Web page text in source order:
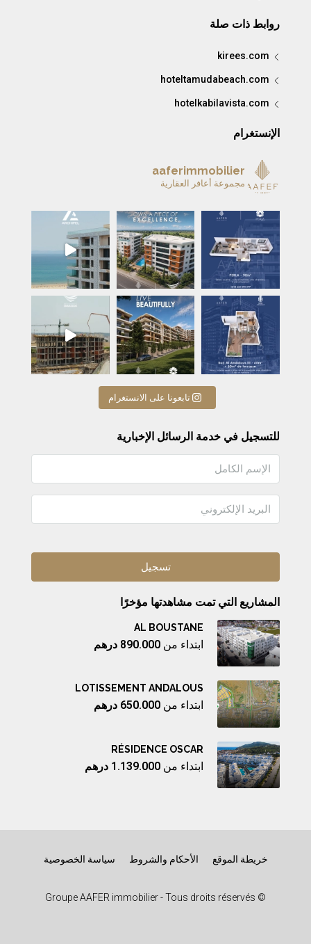
روابط ذات صلة
kirees.com
hoteltamudabeach.com
hotelkabilavista.com
الإنستغرام
aaferimmobilier
مجموعة أعافر العقارية
A remarkable home is
A beautiful life begins
تابعونا على الانستغرام
للتسجيل في خدمة الرسائل الإخبارية
المشاريع التي تمت مشاهدتها مؤخرًا
AL BOUSTANE
ابتداء من 890.000 درهم
LOTISSEMENT ANDALOUS
ابتداء من 650.000 درهم
RÉSIDENCE OSCAR
ابتداء من 1.139.000 درهم
خريطة الموقع الأحكام والشروط سياسة الخصوصية
© Groupe AAFER immobilier - Tous droits réservés